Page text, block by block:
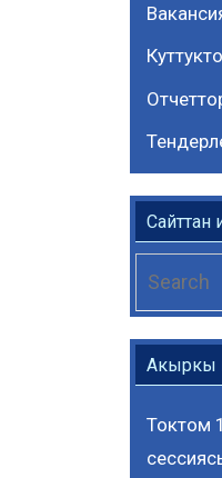
Сайттан
Акыркы
Токтом